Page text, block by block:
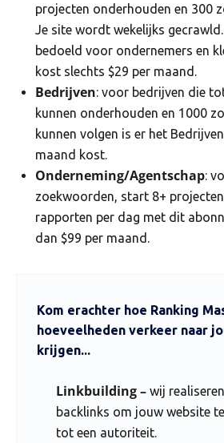
projecten onderhouden en 300
Je site wordt wekelijks
bedoeld voor ondernemers en
kost slechts $29 per maand.
Bedrijven: voor bedrijven die
kunnen onderhouden en 1000
kunnen volgen is er het
maand kost.
Onderneming/Agentschap:
zoekwoorden, start 8+
rapporten per dag met dit
dan $99 per maand.
Kom erachter hoe Ranking
hoeveelheden verkeer naar
krijgen...
Linkbuilding – wij
backlinks om jouw website
tot een autoriteit.